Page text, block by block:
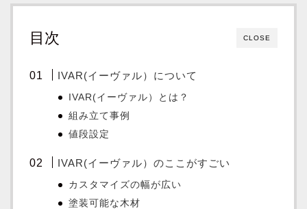
CLOSE
目次
IVAR(イーヴァル）について
IVAR(イーヴァル）とは？
組み立て事例
値段設定
IVAR(イーヴァル）のここがすごい
カスタマイズの幅が広い
塗装可能な木材